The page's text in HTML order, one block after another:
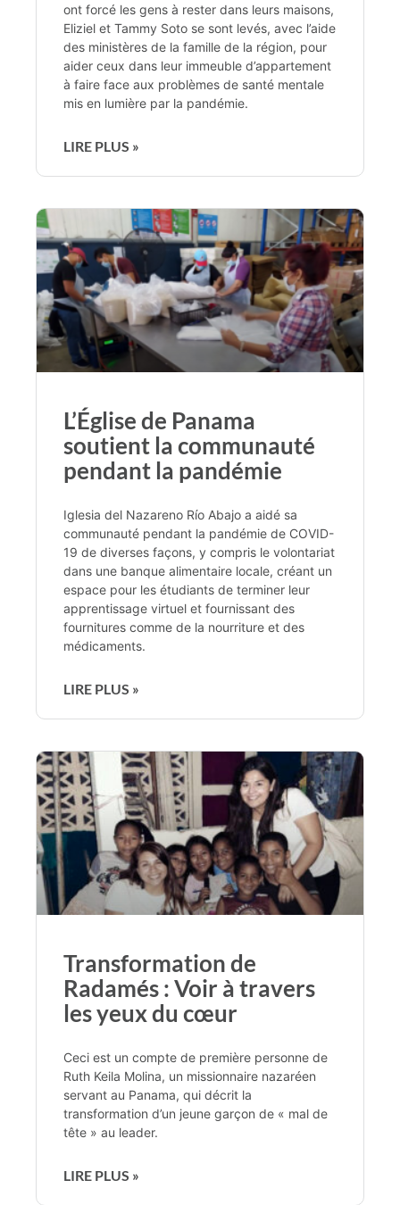
ont forcé les gens à rester dans leurs maisons,
Eliziel et Tammy Soto se sont levés, avec l’aide
des ministères de la famille de la région, pour
aider ceux dans leur immeuble d’appartement
à faire face aux problèmes de santé mentale
mis en lumière par la pandémie.
LIRE PLUS »
L’Église de Panama
soutient la communauté
pendant la pandémie
Iglesia del Nazareno Río Abajo a aidé sa
communauté pendant la pandémie de COVID-
19 de diverses façons, y compris le volontariat
dans une banque alimentaire locale, créant un
espace pour les étudiants de terminer leur
apprentissage virtuel et fournissant des
fournitures comme de la nourriture et des
médicaments.
LIRE PLUS »
Transformation de
Radamés : Voir à travers
les yeux du cœur
Ceci est un compte de première personne de
Ruth Keila Molina, un missionnaire nazaréen
servant au Panama, qui décrit la
transformation d’un jeune garçon de « mal de
tête » au leader.
LIRE PLUS »